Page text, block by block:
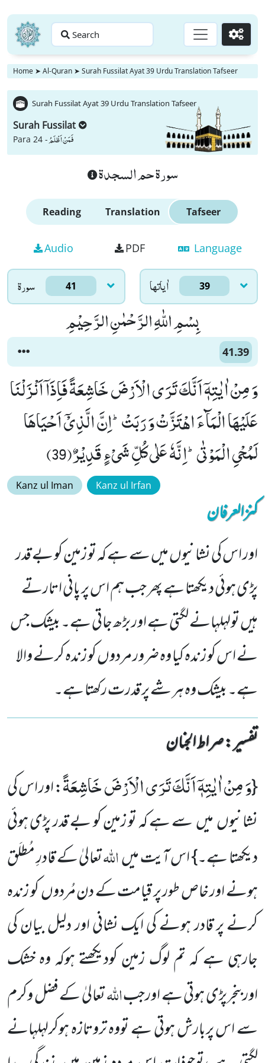
Search Go
Home ➤ Al-Quran ➤ Surah Fussilat Ayat 39 Urdu Translation Tafseer
Surah Fussilat Ayat 39 Urdu Translation Tafseer
Surah Fussilat
Para 24 -فَمَنْ اَظْلَمُ
سورة حم السجدة
Reading Translation Tafseer
Audio PDF Language
سورۃ 41 اٰياتها 39
بِسْمِ اللّٰهِ الرَّحْمٰنِ الرَّحِیْمِ
41.39
وَ مِنْ اٰیٰتِهٖۤ اَنَّكَ تَرَى الْاَرْضَ خَاشِعَةً فَاِذَاۤ اَنْزَلْنَا
عَلَیْهَا الْمَآءَ اهْتَزَّتْ وَ رَبَتْؕ-اِنَّ الَّذِیْۤ اَحْیَاهَا
لَمُحْیِ الْمَوْتٰىؕ-اِنَّهٗ عَلٰى كُلِّ شَیْءٍ قَدِیْرٌ(39)
Kanz ul Iman Kanz ul Irfan
کنزالعرفان
اور اس کی نشانیوں میں سے ہے کہ تو زمین کو بے قدر
پڑی ہوئی دیکھتا ہے پھر جب ہم اس پر پانی اتارتے
ہیں تولہلہانے لگتی ہے اور بڑھ جاتی ہے۔ بیشک جس
نے اس کو زندہ کیا وہ ضرور مردوں کو زندہ کرنے والا
ہے۔ بیشک وہ ہر شے پر قدرت رکھتا ہے۔
تفسیر : ‎صراط الجنان
{وَ مِنْ اٰیٰتِهٖۤ اَنَّكَ تَرَى الْاَرْضَ خَاشِعَةً: اور اس کی
نشانیوں میں سے ہے کہ تو زمین کو بے قدر پڑی ہوئی
دیکھتا ہے۔} اس آیت میںاللہتعالیٰ کے قادرِ مُطلَق
ہونے اور خاص طور پر قیامت کے دن مُردوں کو زندہ
کرنے پر قادر ہونے کی ایک نشانی اور دلیل بیان کی
جارہی ہے کہ تم لوگ زمین کودیکھتے ہوکہ وہ خشک
اوربنجرپڑی ہوتی ہے اورجباللہتعالیٰ کے فضل وکرم
سے اس پربارش ہوتی ہے تووہ تروتازہ ہوکرلہلہانے